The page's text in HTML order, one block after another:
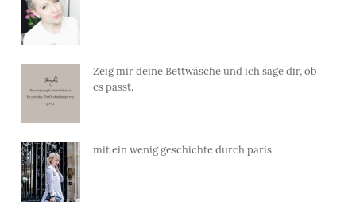
Zeig mir deine Bettwäsche und ich sage dir, ob
es passt.
mit ein wenig geschichte durch paris